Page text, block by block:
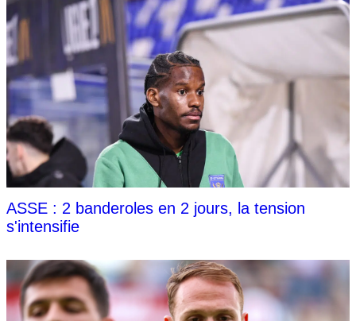
ASSE : 2 banderoles en 2 jours, la tension
s'intensifie